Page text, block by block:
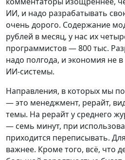
ИИ, и надо разрабатывать
очень дорого. Содержание
рублей в месяц, у нас их
программистов — 800 тыс.
надо полгода, и экономия не
ИИ-системы.
Направления, в которых мы
— это менеджмент, рерайт,
темы. На рерайт у среднего
— семь минут, при
приходится переписывать.
важнее. Кроме того, всё, что